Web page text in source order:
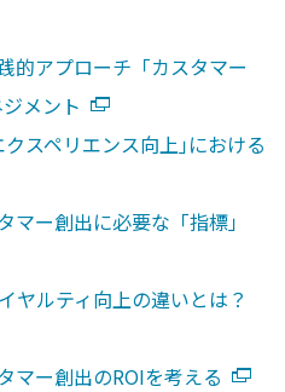
的アプローチ「カスタマー
メント
スペリエンス向上｣における
マー創出に必要な「指標」
ヤルティ向上の違いとは？
マー創出のROIを考える